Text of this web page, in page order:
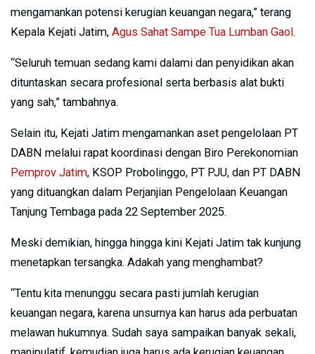
mengamankan potensi kerugian keuangan negara,” terang
Kepala Kejati Jatim, Agus Sahat Sampe Tua Lumban Gaol.
“Seluruh temuan sedang kami dalami dan penyidikan akan
dituntaskan secara profesional serta berbasis alat bukti
yang sah,” tambahnya.
Selain itu, Kejati Jatim mengamankan aset pengelolaan PT
DABN melalui rapat koordinasi dengan Biro Perekonomian
Pemprov Jatim, KSOP Probolinggo, PT PJU, dan PT DABN
yang dituangkan dalam Perjanjian Pengelolaan Keuangan
Tanjung Tembaga pada 22 September 2025.
Meski demikian, hingga hingga kini Kejati Jatim tak kunjung
menetapkan tersangka. Adakah yang menghambat?
“Tentu kita menunggu secara pasti jumlah kerugian
keuangan negara, karena unsurnya kan harus ada perbuatan
melawan hukumnya. Sudah saya sampaikan banyak sekali,